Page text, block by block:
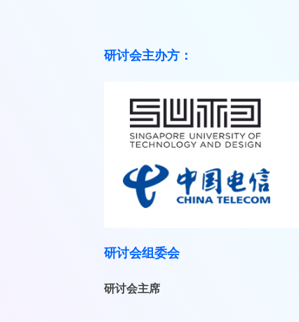
研讨会主办方：
研讨会组委会
研讨会主席